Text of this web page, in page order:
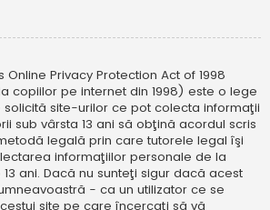
Online Privacy Protection Act of 1998
copiilor pe internet din 1998) este o lege
solicită site-urilor ce pot colecta informaţii
sub vârsta 13 ani să obţină acordul scris
legală prin care tutorele legal îşi
informaţiilor personale de la
ani. Dacă nu sunteţi sigur dacă acest
- ca un utilizator ce se
site pe care încercaţi să vă